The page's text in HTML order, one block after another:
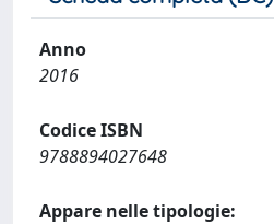
Anno
2016
Codice ISBN
9788894027648
Appare nelle tipologie: